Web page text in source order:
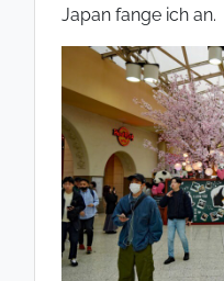
Japan fange ich an.